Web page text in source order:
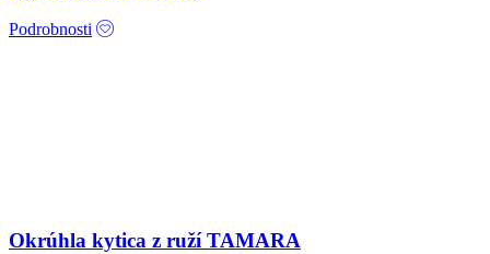
Podrobnosti
Okrúhla kytica z ruží TAMARA